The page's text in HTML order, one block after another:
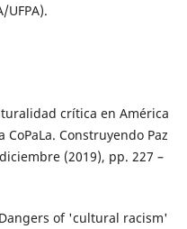
UFPA).
crítica en América
Construyendo Paz
(2019), pp. 227 –
of 'cultural racism'